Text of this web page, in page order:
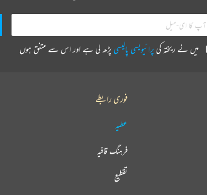
میں نے ریختہ کیپرائیویسی پالیسیپڑھ لی ہے اور اس سے متفق ہوں
فوری رابطے
عطیہ
فرہنگ قافیہ
تقطیع